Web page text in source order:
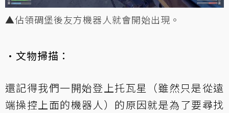
▲佔領碉堡後友方機器人就會開始出現。
·文物掃描：
還記得我們一開始登上托瓦星（雖然只是從遠
端操控上面的機器人）的原因就是為了要尋找